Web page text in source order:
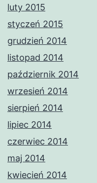
luty 2015
styczeń 2015
grudzień 2014
listopad 2014
październik 2014
wrzesień 2014
sierpień 2014
lipiec 2014
czerwiec 2014
maj 2014
kwiecień 2014